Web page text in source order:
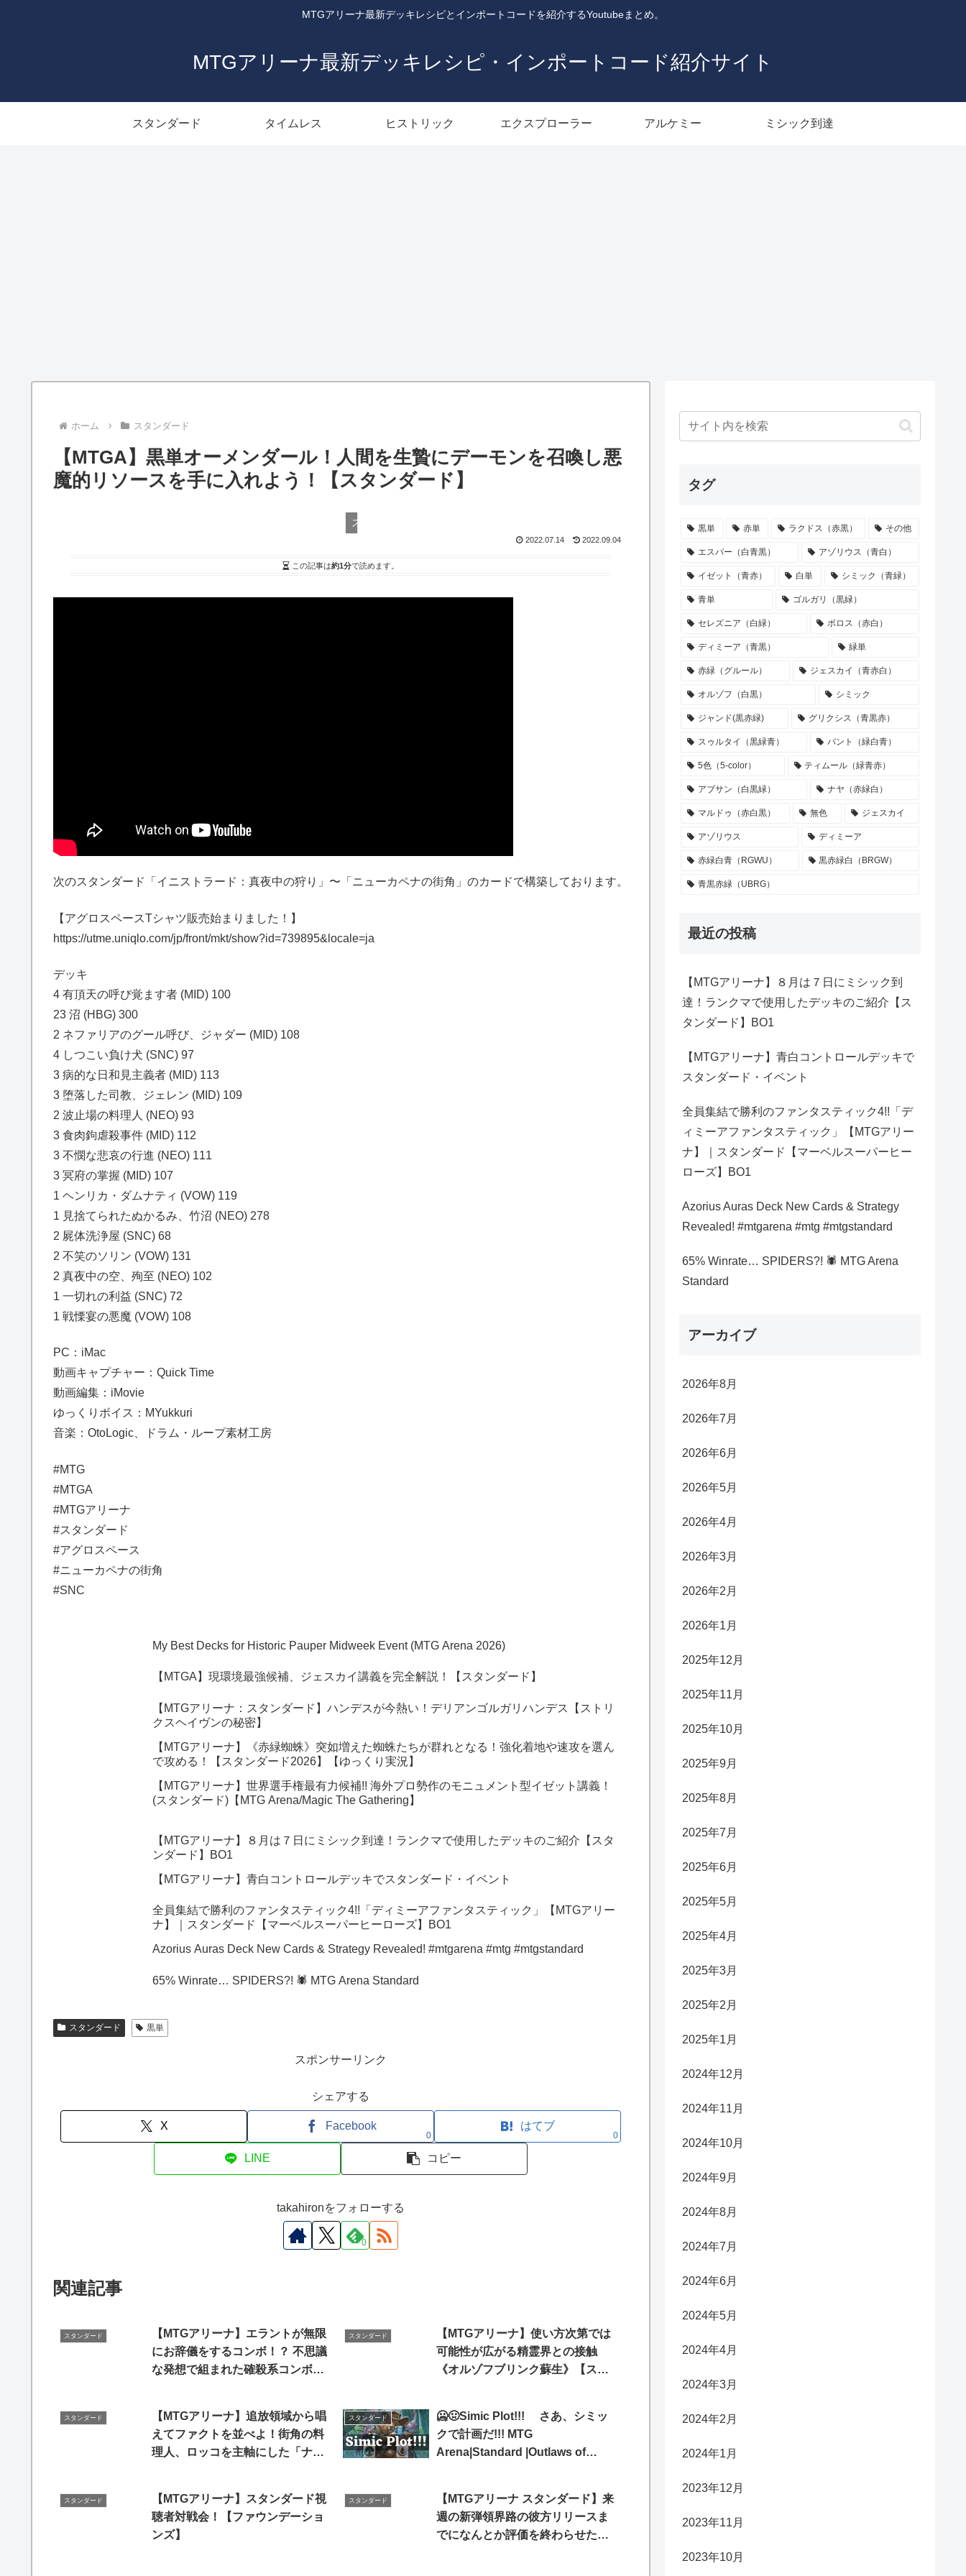
MTGアリーナ最新デッキレシピとインポートコードを紹介するYoutubeまとめ。
MTGアリーナ最新デッキレシピ・インポートコード紹介サイト
スタンダード タイムレス ヒストリック エクスプローラー アルケミー ミシック到達
ホーム スタンダード
【MTGA】黒単オーメンダール！人間を生贄にデーモンを召喚し悪
魔的リソースを手に入れよう！【スタンダード】
スタンダード
2022.07.14 2022.09.04
この記事は約1分で読めます。
次のスタンダード「イニストラード：真夜中の狩り」〜「ニューカペナの街角」のカードで構築しております。
【アグロスペースTシャツ販売始まりました！】
https://utme.uniqlo.com/jp/front/mkt/show?id=739895&locale=ja
デッキ
4 有頂天の呼び覚ます者 (MID) 100
23 沼 (HBG) 300
2 ネファリアのグール呼び、ジャダー (MID) 108
4 しつこい負け犬 (SNC) 97
3 病的な日和見主義者 (MID) 113
3 堕落した司教、ジェレン (MID) 109
2 波止場の料理人 (NEO) 93
3 食肉鉤虐殺事件 (MID) 112
3 不憫な悲哀の行進 (NEO) 111
3 冥府の掌握 (MID) 107
1 ヘンリカ・ダムナティ (VOW) 119
1 見捨てられたぬかるみ、竹沼 (NEO) 278
2 屍体洗浄屋 (SNC) 68
2 不笑のソリン (VOW) 131
2 真夜中の空、殉至 (NEO) 102
1 一切れの利益 (SNC) 72
1 戦慄宴の悪魔 (VOW) 108
PC：iMac
動画キャプチャー：Quick Time
動画編集：iMovie
ゆっくりボイス：MYukkuri
音楽：OtoLogic、ドラム・ループ素材工房
#MTG
#MTGA
#MTGアリーナ
#スタンダード
#アグロスペース
#ニューカペナの街角
#SNC
My Best Decks for Historic Pauper Midweek Event (MTG Arena 2026)
【MTGA】現環境最強候補、ジェスカイ講義を完全解説！【スタンダード】
【MTGアリーナ：スタンダード】ハンデスが今熱い！デリアンゴルガリハンデス【ストリ
クスヘイヴンの秘密】
【MTGアリーナ】《赤緑蜘蛛》突如増えた蜘蛛たちが群れとなる！強化着地や速攻を選ん
で攻める！【スタンダード2026】【ゆっくり実況】
【MTGアリーナ】世界選手権最有力候補!! 海外プロ勢作のモニュメント型イゼット講義！
(スタンダード)【MTG Arena/Magic The Gathering】
【MTGアリーナ】８月は７日にミシック到達！ランクマで使用したデッキのご紹介【スタ
ンダード】BO1
【MTGアリーナ】青白コントロールデッキでスタンダード・イベント
全員集結で勝利のファンタスティック4!!「ディミーアファンタスティック」【MTGアリー
ナ】｜スタンダード【マーベルスーパーヒーローズ】BO1
Azorius Auras Deck New Cards & Strategy Revealed! #mtgarena #mtg #mtgstandard
65% Winrate… SPIDERS?! 🕷️ MTG Arena Standard
スタンダード 黒単
スポンサーリンク
シェアする
X Facebook
0
はてブ
0
LINE コピー
takahironをフォローする
0
関連記事
スタンダード
【MTGアリーナ】エラントが無限
にお辞儀をするコンボ！？ 不思議
な発想で組まれた確殺系コンボが
スタンダード
【MTGアリーナ】使い方次第では
可能性が広がる精霊界との接触
《オルゾフブリンク蘇生》【スタ
スタンダード
【MTGアリーナ】追放領域から唱
えてファクトを並べよ！街角の料
理人、ロッコを主軸にした「ナヤ
スタンダード
🥶🤢Simic Plot!!! さあ、シミッ
クで計画だ!!! MTG
Arena|Standard |Outlaws of
スタンダード
【MTGアリーナ】スタンダード視
聴者対戦会！【ファウンデーショ
ンズ】
スタンダード
【MTGアリーナ スタンダード】来
週の新弾領界路の彼方リリースま
でになんとか評価を終わらせたい
タグ
黒単 赤単 ラクドス（赤黒） その他
エスパー（白青黒） アゾリウス（青白）
イゼット（青赤） 白単 シミック（青緑）
青単 ゴルガリ（黒緑）
セレズニア（白緑） ボロス（赤白）
ディミーア（青黒） 緑単
赤緑（グルール） ジェスカイ（青赤白）
オルゾフ（白黒） シミック
ジャンド(黒赤緑) グリクシス（青黒赤）
スゥルタイ（黒緑青） バント（緑白青）
5色（5-color） ティムール（緑青赤）
アブサン（白黒緑） ナヤ（赤緑白）
マルドゥ（赤白黒） 無色 ジェスカイ
アゾリウス ディミーア
赤緑白青（RGWU） 黒赤緑白（BRGW）
青黒赤緑（UBRG）
最近の投稿
【MTGアリーナ】８月は７日にミシック到
達！ランクマで使用したデッキのご紹介【ス
タンダード】BO1
【MTGアリーナ】青白コントロールデッキで
スタンダード・イベント
全員集結で勝利のファンタスティック4!!「デ
ィミーアファンタスティック」【MTGアリー
ナ】｜スタンダード【マーベルスーパーヒー
ローズ】BO1
Azorius Auras Deck New Cards & Strategy
Revealed! #mtgarena #mtg #mtgstandard
65% Winrate… SPIDERS?! 🕷️ MTG Arena
Standard
アーカイブ
2026年8月
2026年7月
2026年6月
2026年5月
2026年4月
2026年3月
2026年2月
2026年1月
2025年12月
2025年11月
2025年10月
2025年9月
2025年8月
2025年7月
2025年6月
2025年5月
2025年4月
2025年3月
2025年2月
2025年1月
2024年12月
2024年11月
2024年10月
2024年9月
2024年8月
2024年7月
2024年6月
2024年5月
2024年4月
2024年3月
2024年2月
2024年1月
2023年12月
2023年11月
2023年10月